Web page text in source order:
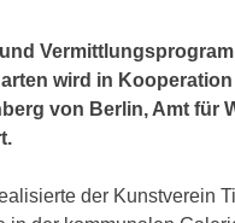
wird in
von Berlin, Amt für
der Kunstverein